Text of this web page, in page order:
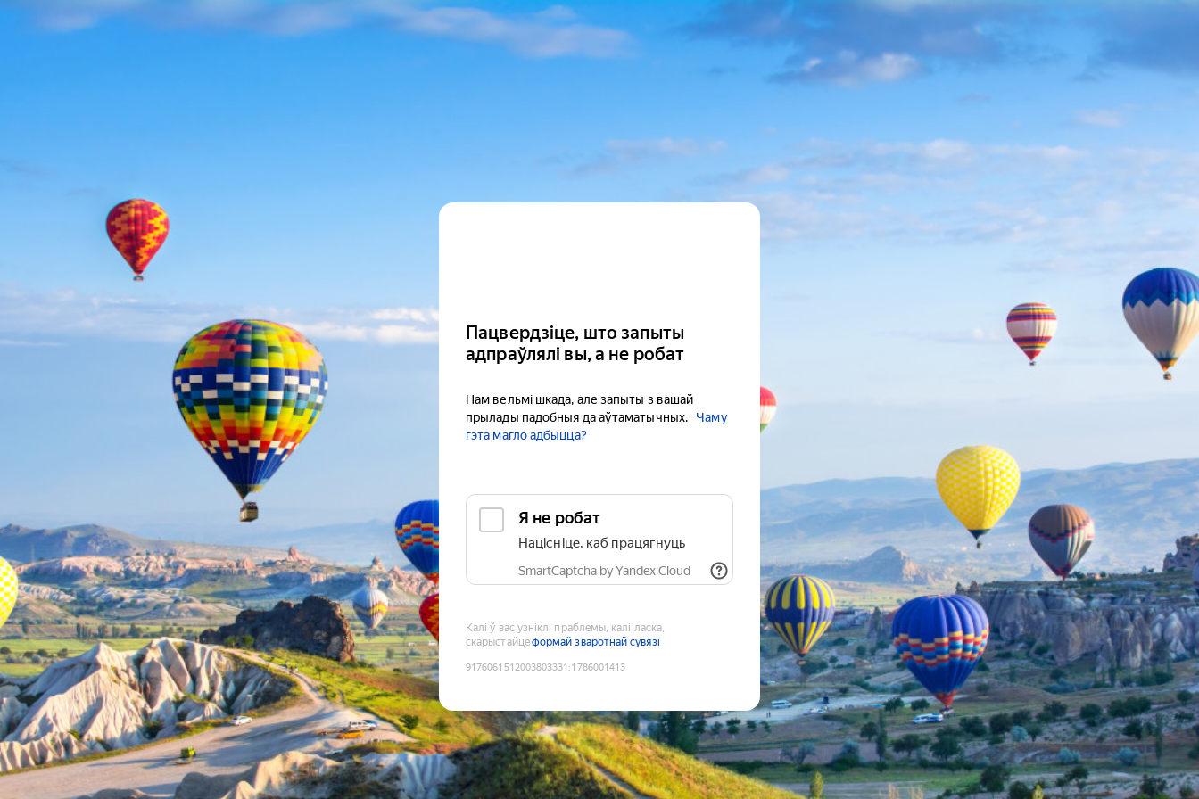
Пацвердзіце, што запыты
адпраўлялі вы, а не робат
Нам вельмі шкада, але запыты з вашай
прылады падобныя да аўтаматычных.
Чаму
гэта магло адбыцца?
Я не робат
Націсніце, каб працягнуць
SmartCaptcha by Yandex Cloud
Калі ў вас узніклі праблемы, калі ласка,
скарыстайцеформай зваротнай сувязі
9176061512003803331 :1786001413